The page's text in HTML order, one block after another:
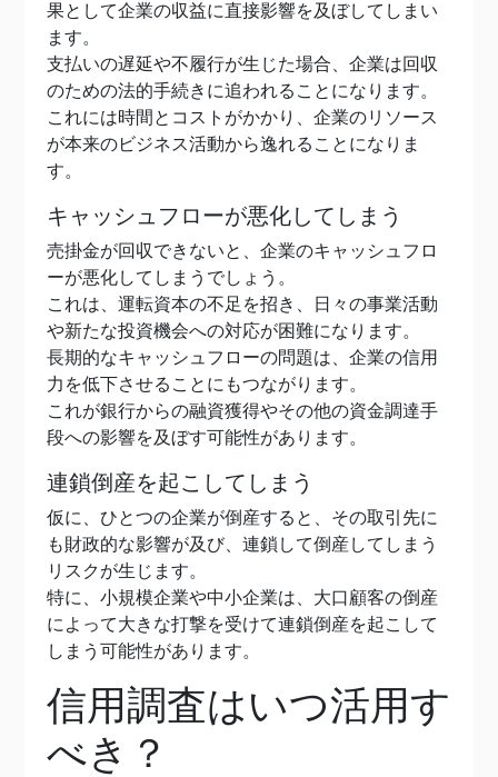
果として企業の収益に直接影響を及ぼしてしまい
ます。
支払いの遅延や不履行が生じた場合、企業は回収
のための法的手続きに追われることになります。
これには時間とコストがかかり、企業のリソース
が本来のビジネス活動から逸れることになりま
す。
キャッシュフローが悪化してしまう
売掛金が回収できないと、企業のキャッシュフロ
ーが悪化してしまうでしょう。
これは、運転資本の不足を招き、日々の事業活動
や新たな投資機会への対応が困難になります。
長期的なキャッシュフローの問題は、企業の信用
力を低下させることにもつながります。
これが銀行からの融資獲得やその他の資金調達手
段への影響を及ぼす可能性があります。
連鎖倒産を起こしてしまう
仮に、ひとつの企業が倒産すると、その取引先に
も財政的な影響が及び、連鎖して倒産してしまう
リスクが生じます。
特に、小規模企業や中小企業は、大口顧客の倒産
によって大きな打撃を受けて連鎖倒産を起こして
しまう可能性があります。
信用調査はいつ活用す
べき？